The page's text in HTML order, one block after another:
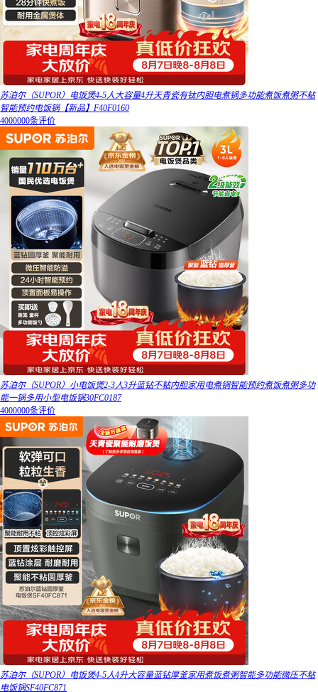
苏泊尔（SUPOR）电饭煲4-5人大容量4升天青瓷有钛内胆电煮锅多功能煮饭煮粥不粘
智能预约电饭锅【新品】F40F0160
4000000条评价
苏泊尔（SUPOR）小电饭煲2-3人3升蓝钻不粘内胆家用电煮锅智能预约煮饭煮粥多功
能一锅多用小型电饭锅30FC0187
4000000条评价
苏泊尔（SUPOR）电饭煲4-5人4升大容量蓝钻厚釜家用煮饭煮粥智能多功能微压不粘
电饭锅SF40FC871